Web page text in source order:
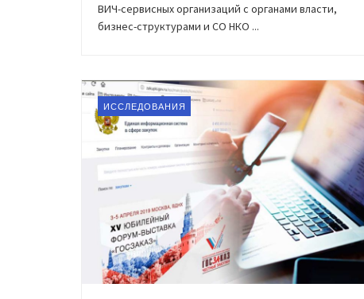
ВИЧ-сервисных организаций с органами власти,
бизнес-структурами и СО НКО ...
ИССЛЕДОВАНИЯ